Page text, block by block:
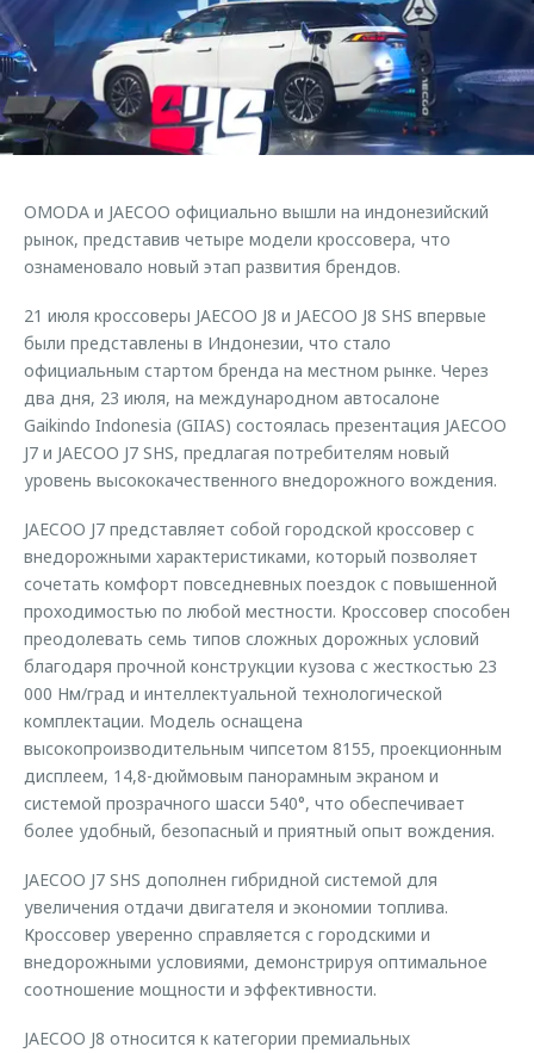
Страхование
Кредитный калькулятор
Аксессуары
Одежда и сувениры
Запчасти
Трейд-ин
Калькулятор трейд-ин
Клиентская поддержка
O&J Автоклуб
Клуб владельцев OMODA
Приложение O&J
Одежда и сувениры
Оригинальные аксессуары
Запчасти
Обратная связь
OMODA и JAECOO официально вышли на индонезийский
рынок, представив четыре модели кроссовера, что
ознаменовало новый этап развития брендов.
21 июля кроссоверы JAECOO J8 и JAECOO J8 SHS впервые
были представлены в Индонезии, что стало
официальным стартом бренда на местном рынке. Через
два дня, 23 июля, на международном автосалоне
Gaikindo Indonesia (GIIAS) состоялась презентация JAECOO
J7 и JAECOO J7 SHS, предлагая потребителям новый
уровень высококачественного внедорожного вождения.
JAECOO J7 представляет собой городской кроссовер с
внедорожными характеристиками, который позволяет
сочетать комфорт повседневных поездок с повышенной
проходимостью по любой местности. Кроссовер способен
преодолевать семь типов сложных дорожных условий
благодаря прочной конструкции кузова с жесткостью 23
000 Нм/град и интеллектуальной технологической
комплектации. Модель оснащена
высокопроизводительным чипсетом 8155, проекционным
дисплеем, 14,8-дюймовым панорамным экраном и
системой прозрачного шасси 540°, что обеспечивает
более удобный, безопасный и приятный опыт вождения.
JAECOO J7 SHS дополнен гибридной системой для
увеличения отдачи двигателя и экономии топлива.
Кроссовер уверенно справляется с городскими и
внедорожными условиями, демонстрируя оптимальное
соотношение мощности и эффективности.
JAECOO J8 относится к категории премиальных